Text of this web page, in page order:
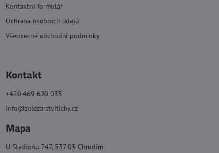
Kontaktní formulář
Ochrana osobních údajů
Všeobecné obchodní podmínky
Kontakt
+420 469 620 035
info@zelezarstvitichy.cz
Mapa
U Stadionu 747, 537 03 Chrudim